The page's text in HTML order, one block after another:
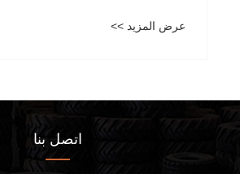
عرض المزيد >>
اتصل بنا